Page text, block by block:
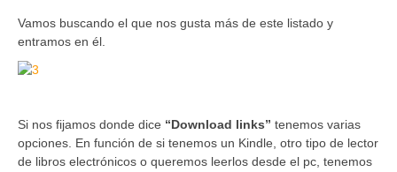
Vamos buscando el que nos gusta más de este listado y
entramos en él.
Si nos fijamos donde dice “Download links” tenemos varias
opciones. En función de si tenemos un Kindle, otro tipo de lector
de libros electrónicos o queremos leerlos desde el pc, tenemos